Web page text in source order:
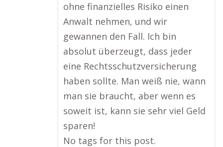
ohne finanzielles Risiko einen
Anwalt nehmen, und wir
gewannen den Fall. Ich bin
absolut überzeugt, dass jeder
eine Rechtsschutzversicherung
haben sollte. Man weiß nie, wann
man sie braucht, aber wenn es
soweit ist, kann sie sehr viel Geld
sparen!
No tags for this post.